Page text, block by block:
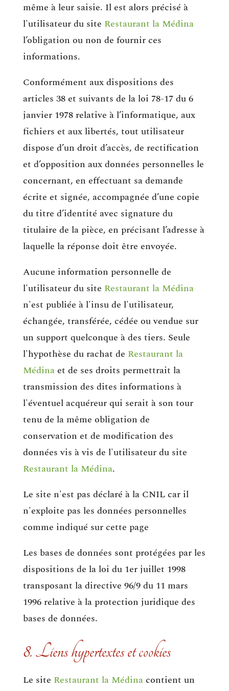
même à leur saisie. Il est alors précisé à
l'utilisateur du site Restaurant la Médina
l’obligation ou non de fournir ces
informations.
Conformément aux dispositions des
articles 38 et suivants de la loi 78-17 du 6
janvier 1978 relative à l’informatique, aux
fichiers et aux libertés, tout utilisateur
dispose d’un droit d’accès, de rectification
et d’opposition aux données personnelles le
concernant, en effectuant sa demande
écrite et signée, accompagnée d’une copie
du titre d’identité avec signature du
titulaire de la pièce, en précisant l’adresse à
laquelle la réponse doit être envoyée.
Aucune information personnelle de
l'utilisateur du site Restaurant la Médina
n'est publiée à l'insu de l'utilisateur,
échangée, transférée, cédée ou vendue sur
un support quelconque à des tiers. Seule
l'hypothèse du rachat de Restaurant la
Médinaet de ses droits permettrait la
transmission des dites informations à
l'éventuel acquéreur qui serait à son tour
tenu de la même obligation de
conservation et de modification des
données vis à vis de l'utilisateur du site
Restaurant la Médina.
Le site n'est pas déclaré à la CNIL car il
n'exploite pas les données personnelles
comme indiqué sur cette page
Les bases de données sont protégées par les
dispositions de la loi du 1er juillet 1998
transposant la directive 96/9 du 11 mars
1996 relative à la protection juridique des
bases de données.
8. Liens hypertextes et cookies
Le site Restaurant la Médinacontient un